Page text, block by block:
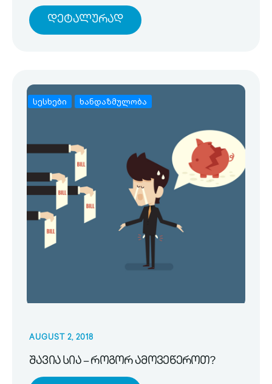
Დეტალურად
სესხები ხანდაზმულობა
AUGUST 2, 2018
შავია სია – როგორ ამოვეწეროთ?